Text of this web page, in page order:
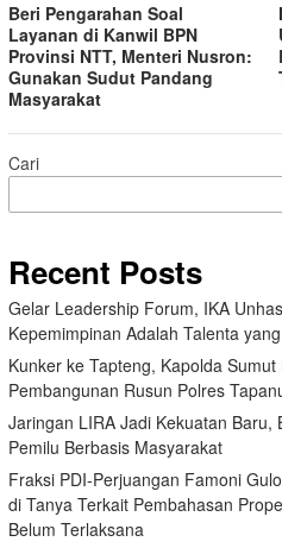
Beri Pengarahan Soal
Layanan di Kanwil BPN
Provinsi NTT, Menteri Nusron:
Gunakan Sudut Pandang
Masyarakat
Cari
Recent Posts
Gelar Leadership Forum, IKA
Kepemimpinan Adalah Talenta
Kunker ke Tapteng, Kapolda
Pembangunan Rusun Polres
Jaringan LIRA Jadi Kekuatan Baru,
Pemilu Berbasis Masyarakat
Fraksi PDI-Perjuangan Famoni
di Tanya Terkait Pembahasan
Belum Terlaksana